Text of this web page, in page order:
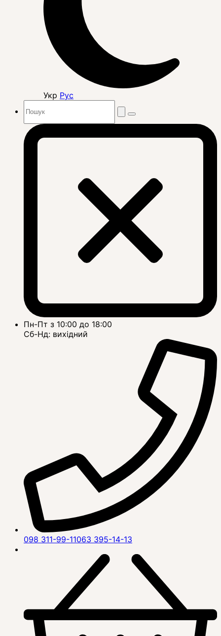
Укр Рус
Пн-Пт з 10:00 до 18:00
Сб-Нд: вихідний
098 311-99-11063 395-14-13